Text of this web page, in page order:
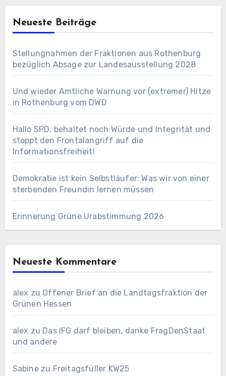
Neueste Beiträge
Stellungnahmen der Fraktionen aus Rothenburg
bezüglich Absage zur Landesausstellung 2028
Und wieder Amtliche Warnung vor (extremer) Hitze
in Rothenburg vom DWD
Hallo SPD, behaltet noch Würde und Integrität und
stoppt den Frontalangriff auf die
Informationsfreiheit!
Demokratie ist kein Selbstläufer: Was wir von einer
sterbenden Freundin lernen müssen
Erinnerung Grüne Urabstimmung 2026
Neueste Kommentare
alex zu Offener Brief an die Landtagsfraktion der
Grünen Hessen
alex zu Das IFG darf bleiben, danke FragDenStaat
und andere
Sabinezu Freitagsfüller KW25